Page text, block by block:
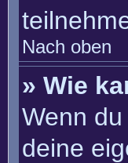
Nach oben
» Wie
Wenn
deine